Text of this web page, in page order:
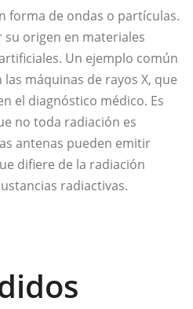
forma de ondas o partículas.
su origen en materiales
Un ejemplo común
máquinas de rayos X, que
el diagnóstico médico. Es
no toda radiación es
antenas pueden emitir
difiere de la radiación
radiactivas.